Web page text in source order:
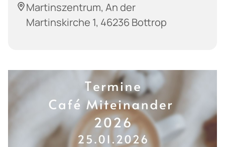
Martinszentrum, An der
Martinskirche 1, 46236 Bottrop